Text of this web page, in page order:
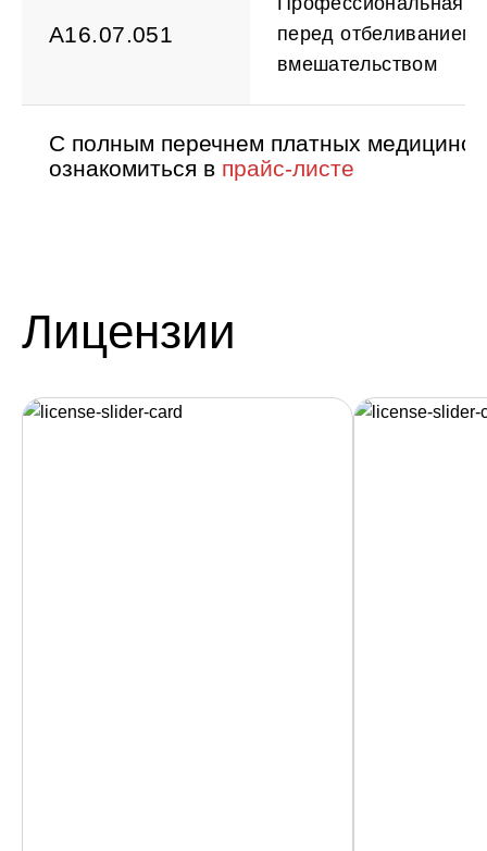
A16.07.051
перед отбеливанием/
вмешательством
С полным перечнем платных
ознакомиться в прайс-листе
Лицензии